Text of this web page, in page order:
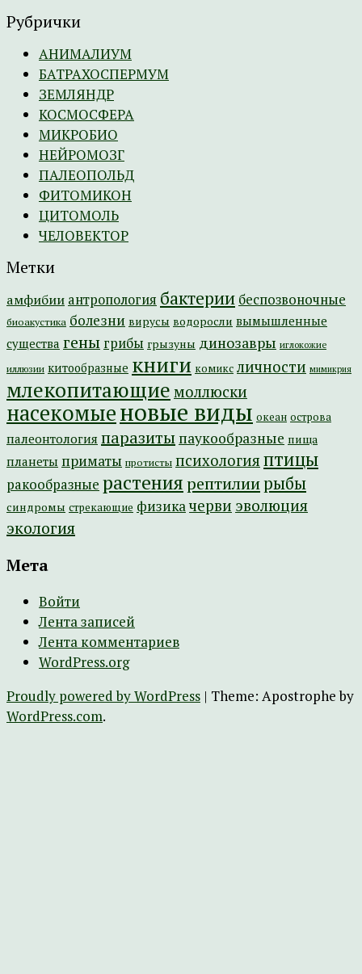
Рубрички
АНИМАЛИУМ
БАТРАХОСПЕРМУМ
ЗЕМЛЯНДР
КОСМОСФЕРА
МИКРОБИО
НЕЙРОМОЗГ
ПАЛЕОПОЛЬД
ФИТОМИКОН
ЦИТОМОЛЬ
ЧЕЛОВЕКТОР
Метки
амфибии антропология бактерии беспозвоночные
биоакустика болезни вирусы водоросли вымышленные
существа гены грибы грызуны динозавры иглокожие
иллюзии китообразные книги комикс личности мимикрия
млекопитающие моллюски
насекомыеновые виды океан острова
палеонтология паразиты паукообразные пища
планеты приматы протисты психология птицы
ракообразные растениярептилиирыбы
синдромы стрекающие физикачерви эволюция
экология
Мета
Войти
Лента записей
Лента комментариев
WordPress.org
Proudly powered by WordPress | Theme: Apostrophe by
WordPress.com.